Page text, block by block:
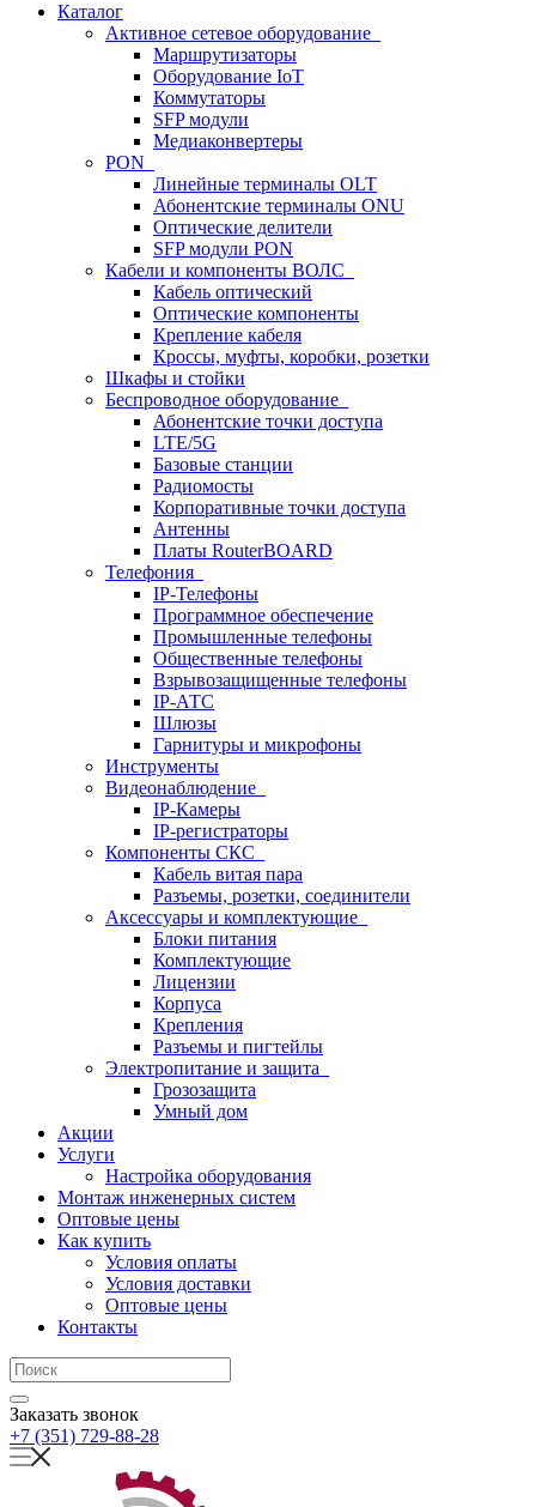
Каталог
Активное сетевое оборудование
Маршрутизаторы
Оборудование IoT
Коммутаторы
SFP модули
Медиаконвертеры
PON
Линейные терминалы OLT
Абонентские терминалы ONU
Оптические делители
SFP модули PON
Кабели и компоненты ВОЛС
Кабель оптический
Оптические компоненты
Крепление кабеля
Кроссы, муфты, коробки, розетки
Шкафы и стойки
Беспроводное оборудование
Абонентские точки доступа
LTE/5G
Базовые станции
Радиомосты
Корпоративные точки доступа
Антенны
Платы RouterBOARD
Телефония
IP-Телефоны
Программное обеспечение
Промышленные телефоны
Общественные телефоны
Взрывозащищенные телефоны
IP-АТС
Шлюзы
Гарнитуры и микрофоны
Инструменты
Видеонаблюдение
IP-Камеры
IP-регистраторы
Компоненты СКС
Кабель витая пара
Разъемы, розетки, соединители
Аксессуары и комплектующие
Блоки питания
Комплектующие
Лицензии
Корпуса
Крепления
Разъемы и пигтейлы
Электропитание и защита
Грозозащита
Умный дом
Акции
Услуги
Настройка оборудования
Монтаж инженерных систем
Оптовые цены
Как купить
Условия оплаты
Условия доставки
Оптовые цены
Контакты
Заказать звонок
+7 (351) 729-88-28